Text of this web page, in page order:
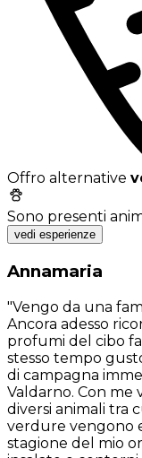
Offro alternative
Sono presenti
vedi esperienze
Annamaria
"Vengo da una
Ancora adesso
profumi del cibo
stesso tempo
di campagna
Valdarno. Con me
diversi animali tra
verdure vengono
stagione del mio